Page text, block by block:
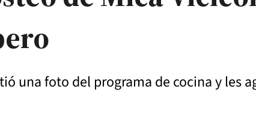
una foto del programa de cocina y les